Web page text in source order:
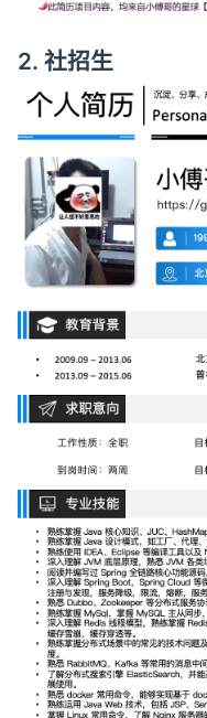
2. 社招生